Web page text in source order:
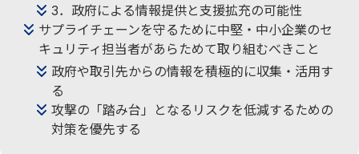
3．政府による情報提供と支援拡充の可能性
サプライチェーンを守るために中堅・中小企業のセ
キュリティ担当者があらためて取り組むべきこと
政府や取引先からの情報を積極的に収集・活用す
る
攻撃の「踏み台」となるリスクを低減するための
対策を優先する